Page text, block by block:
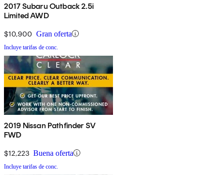
2017 Subaru Outback 2.5i
Limited AWD
$10,900 Gran oferta
Incluye tarifas de conc.
2019 Nissan Pathfinder SV
FWD
$12,223 Buena oferta
Incluye tarifas de conc.